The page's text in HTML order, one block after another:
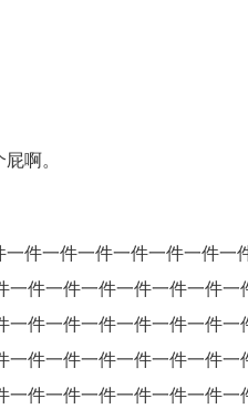
啊。
件一件一件一件一件一件
件一件一件一件一件一件
件一件一件一件一件一件
件一件一件一件一件一件
件一件一件一件一件一件